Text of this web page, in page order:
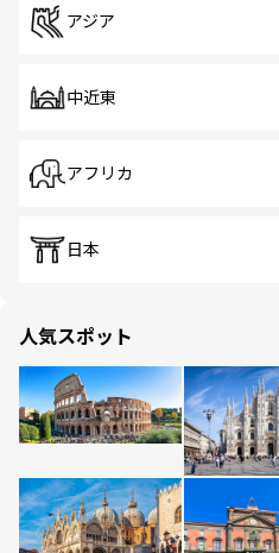
アジア
中近東
アフリカ
日本
人気スポット